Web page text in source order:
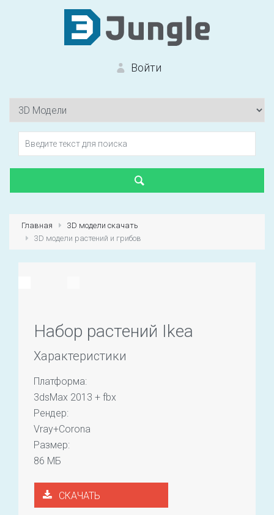
Войти
Первый раз?
Главная
3D модели скачать
3D модели растений и грибов
Набор растений Ikea
Характеристики
Платформа:
3dsMax 2013 + fbx
Рендер:
Vray+Corona
Размер:
86 МБ
СКАЧАТЬ